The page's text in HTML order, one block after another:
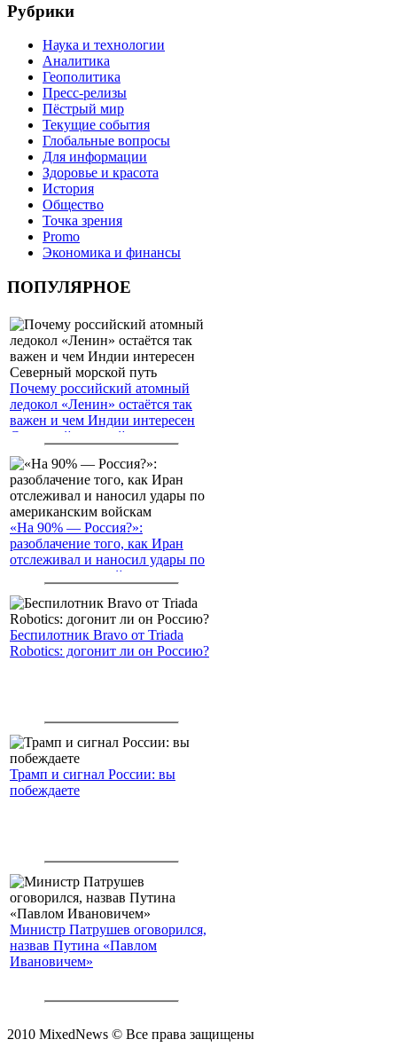
Рубрики
Наука и технологии
Аналитика
Геополитика
Пресс-релизы
Пёстрый мир
Текущие события
Глобальные вопросы
Для информации
Здоровье и красота
История
Общество
Точка зрения
Promo
Экономика и финансы
ПОПУЛЯРНОЕ
Почему российский атомный
ледокол «Ленин» остаётся так
важен и чем Индии интересен
Северный морской путь
«На 90% — Россия?»:
разоблачение того, как Иран
отслеживал и наносил удары по
американским войскам
Беспилотник Bravo от Triada
Robotics: догонит ли он Россию?
Трамп и сигнал России: вы
побеждаете
Министр Патрушев оговорился,
назвав Путина «Павлом
Ивановичем»
2010 MixedNews © Все права защищены